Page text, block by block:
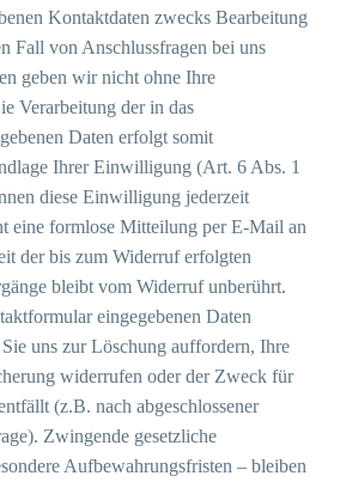
Kontaktdaten zwecks Bearbeitung
Fall von Anschlussfragen bei uns
geben wir nicht ohne Ihre
Verarbeitung der in das
Daten erfolgt somit
Ihrer Einwilligung (Art. 6 Abs. 1
diese Einwilligung jederzeit
eine formlose Mitteilung per E-Mail an
der bis zum Widerruf erfolgten
bleibt vom Widerruf unberührt.
eingegebenen Daten
uns zur Löschung auffordern, Ihre
widerrufen oder der Zweck für
(z.B. nach abgeschlossener
Zwingende gesetzliche
Aufbewahrungsfristen – bleiben